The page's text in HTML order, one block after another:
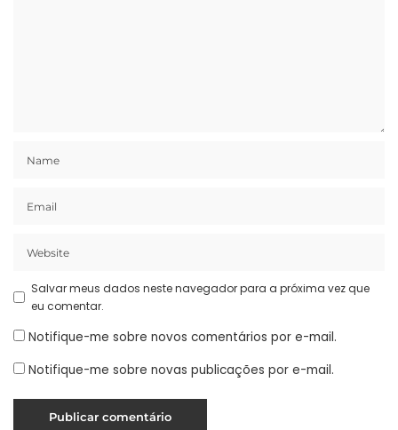
Salvar meus dados neste navegador para a próxima vez que
eu comentar.
Notifique-me sobre novos comentários por e-mail.
Notifique-me sobre novas publicações por e-mail.